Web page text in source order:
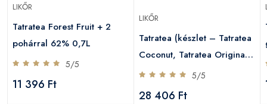
LIKŐR
Tatratea Forest Fruit + 2
pohárral 62% 0,7L
5/5
11 396 Ft
LIKŐR
Tatratea (készlet – Tatratea
Coconut, Tatratea Original,
Tatratea Outlaw) + 6
5/5
28 406 Ft